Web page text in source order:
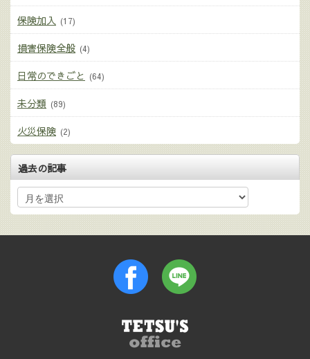
保険加入 (17)
損害保険全般 (4)
日常のできごと (64)
未分類 (89)
火災保険 (2)
過去の記事